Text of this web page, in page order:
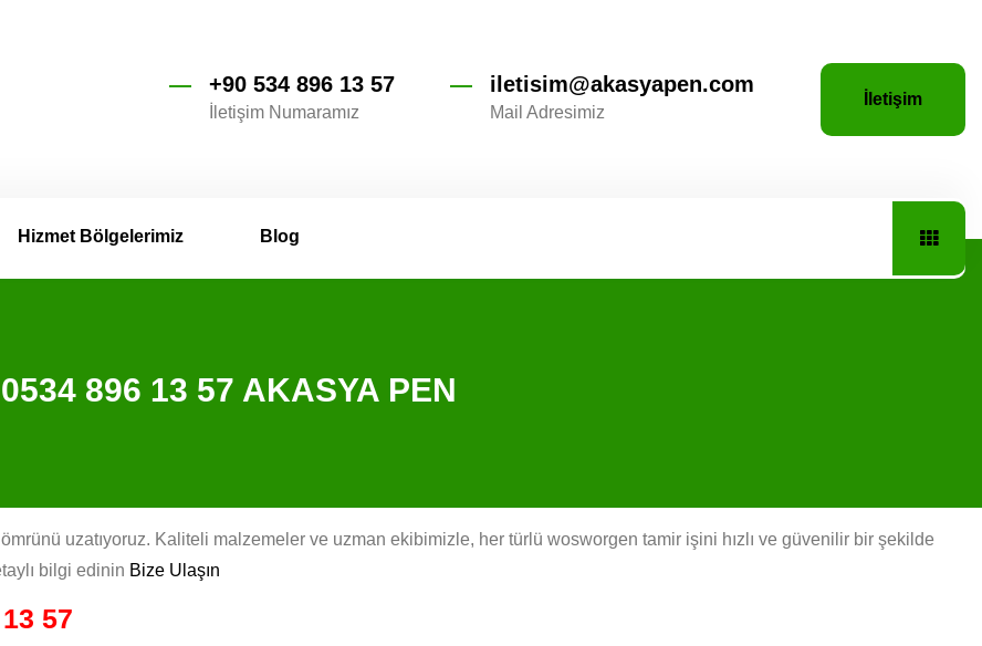
+90 534 896 13 57
İletişim Numaramız
iletisim@akasyapen.com
Mail Adresimiz
İletişim
Hizmet Bölgelerimiz Blog
896 13 57 AKASYA PEN
uzatıyoruz. Kaliteli malzemeler ve uzman ekibimizle, her türlü wosworgen tamir işini hızlı ve güvenilir bir şekilde
bilgi edinin Bize Ulaşın
57